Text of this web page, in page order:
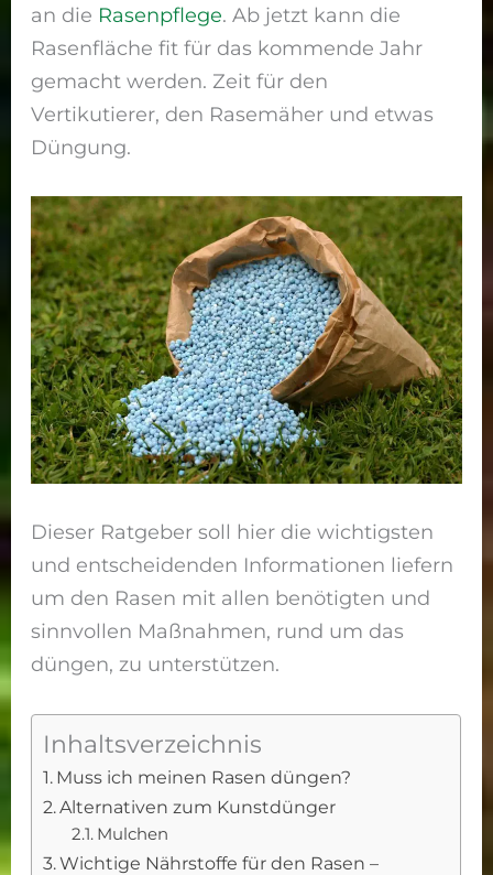
an die Rasenpflege. Ab jetzt kann die
Rasenfläche fit für das kommende Jahr
gemacht werden. Zeit für den
Vertikutierer, den Rasemäher und etwas
Düngung.
Dieser Ratgeber soll hier die wichtigsten
und entscheidenden Informationen liefern
um den Rasen mit allen benötigten und
sinnvollen Maßnahmen, rund um das
düngen, zu unterstützen.
Inhaltsverzeichnis
Muss ich meinen Rasen düngen?
Alternativen zum Kunstdünger
Mulchen
Wichtige Nährstoffe für den Rasen –